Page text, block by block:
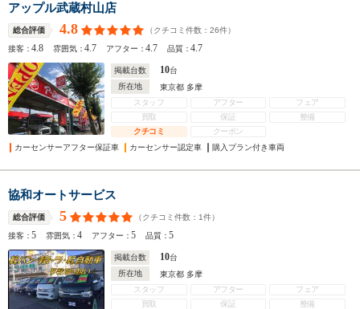
アップル武蔵村山店
総合評価 4.8 （クチコミ件数： 26件）
接客：4.8 雰囲気：4.7 アフター：4.7 品質：4.7
掲載台数 10台
所在地
東京都 多摩
スタッフ
アフター
フェア
買取
保証
整備
クチコミ
クーポン
カーセンサーアフター保証車
カーセンサー認定車 購入プラン付き車両
協和オートサービス
総合評価 5 （クチコミ件数： 1件）
接客：5 雰囲気：4 アフター：5 品質：5
掲載台数 10台
所在地
東京都 多摩
スタッフ
アフター
フェア
買取
保証
整備